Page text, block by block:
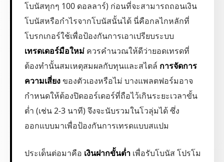
โบนัสทุกๆ 100 ดอลลาร์) ก่อนที่จะสามารถถอนเงิน
โบนัสหรือกำไรจากโบนัสนั้นได้ นี่คือกลไกหลักที่
โบรกเกอร์ใช้เพื่อป้องกันการเอาเปรียบระบบ
เทรดเดอร์มือใหม่ ควรคำนวณให้ดีว่ายอดเทรดที่
ต้องทำนั้นสมเหตุสมผลกับทุนและสไตล์ การจัดการ
ความเสี่ยงของตัวเองหรือไม่ บางแพลตฟอร์มอาจ
กำหนดให้ต้องปิดออร์เดอร์ที่ถือไว้เกินระยะเวลาขั้น
ต่ำ (เช่น 2-3 นาที) จึงจะนับรวมในโวลุ่มได้ ซึ่ง
ออกแบบมาเพื่อป้องกันการเทรดแบบสแปม
ประเด็นต่อมาคือ เงินฝากขั้นต่ำ เพื่อรับโบนัส โปรโม